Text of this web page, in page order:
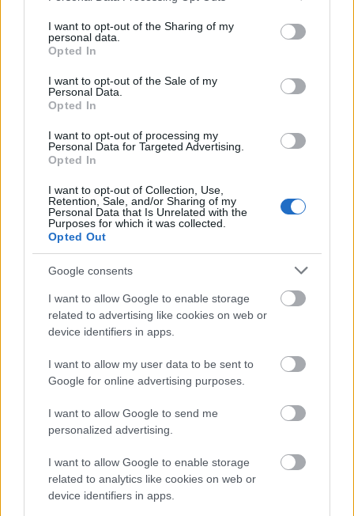
not limited to your visit or usage behaviour. You may click to
grant or deny consent to Google and its third-party tags to
use your data for below specified purposes in below Google
consent section.
I want to opt-out of the Sharing of my
personal data.
Opted In
I want to opt-out of the Sale of my
Personal Data.
Opted In
I want to opt-out of processing my
Personal Data for Targeted Advertising.
Opted In
I want to opt-out of Collection, Use,
Retention, Sale, and/or Sharing of my
Personal Data that Is Unrelated with the
Purposes for which it was collected.
Opted Out
Google consents
I want to allow Google to enable storage
related to advertising like cookies on web or
device identifiers in apps.
I want to allow my user data to be sent to
Google for online advertising purposes.
I want to allow Google to send me
personalized advertising.
I want to allow Google to enable storage
related to analytics like cookies on web or
device identifiers in apps.
είχε προσλάβει έναν γνώστη της ελληνικής
γλώσσας για να τον βοηθήσει να γκουγκλάρει το
των νέων συνεργατών του στην ΕΠΟ.
Αν ο Ρανιέρι μιλούσε με τον Φερνάντο Σάντος για
την εμπειρία του των τελευταίων 60 ημερών του
Αν ο Ρανιέρι μπορούσε να διαβάσει/ενημερωθεί
σχετικά με τους κινδύνους που αντιμετωπίζει το